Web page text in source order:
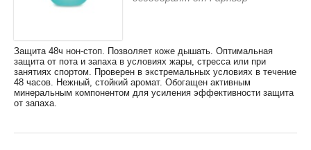
Защита 48ч нон-стоп. Позволяет коже дышать. Оптимальная
защита от пота и запаха в условиях жары, стресса или при
занятиях спортом. Проверен в экстремальных условиях в течение
48 часов. Нежный, стойкий аромат. Обогащен активным
минеральным компонентом для усиления эффективности защита
от запаха.